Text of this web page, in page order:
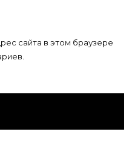
сайта в этом браузере